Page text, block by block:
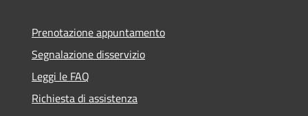
Prenotazione appuntamento
Segnalazione disservizio
Leggi le FAQ
Richiesta di assistenza